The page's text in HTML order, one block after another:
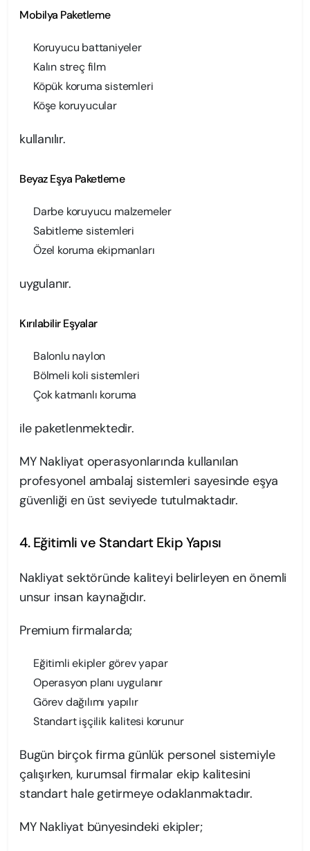
Mobilya Paketleme
Koruyucu battaniyeler
Kalın streç film
Köpük koruma sistemleri
Köşe koruyucular
kullanılır.
Beyaz Eşya Paketleme
Darbe koruyucu malzemeler
Sabitleme sistemleri
Özel koruma ekipmanları
uygulanır.
Kırılabilir Eşyalar
Balonlu naylon
Bölmeli koli sistemleri
Çok katmanlı koruma
ile paketlenmektedir.
MY Nakliyat operasyonlarında kullanılan
profesyonel ambalaj sistemleri sayesinde eşya
güvenliği en üst seviyede tutulmaktadır.
4. Eğitimli ve Standart Ekip Yapısı
Nakliyat sektöründe kaliteyi belirleyen en önemli
unsur insan kaynağıdır.
Premium firmalarda;
Eğitimli ekipler görev yapar
Operasyon planı uygulanır
Görev dağılımı yapılır
Standart işçilik kalitesi korunur
Bugün birçok firma günlük personel sistemiyle
çalışırken, kurumsal firmalar ekip kalitesini
standart hale getirmeye odaklanmaktadır.
MY Nakliyat bünyesindeki ekipler;